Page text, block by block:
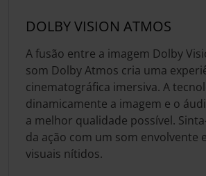
DOLBY VISION ATMOS
A fusão entre a imagem Dolby
som Dolby Atmos cria uma
cinematográfica imersiva. A
dinamicamente a imagem e o
a melhor qualidade possível.
da ação com um som envolvente
visuais nítidos.